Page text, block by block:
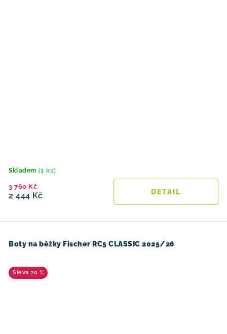
Skladem (1 ks)
2 444 Kč
3 760 Kč
Boty na běžky Fischer RC5 CLASSIC 2025/26
20 %